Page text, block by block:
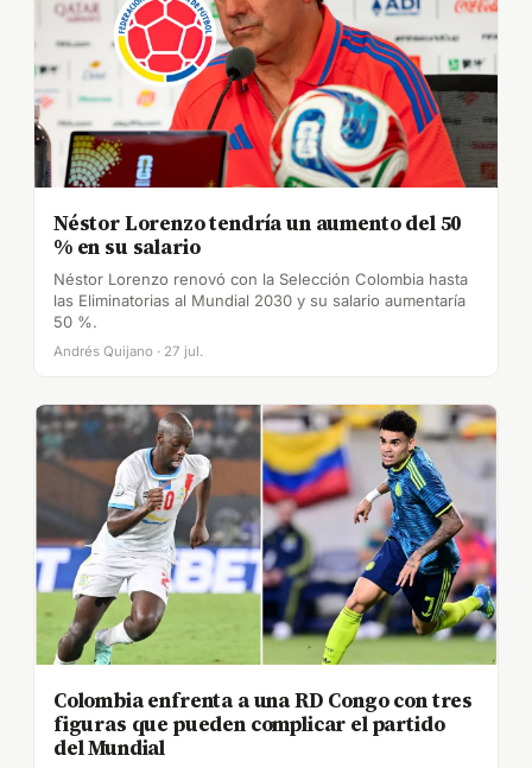
Néstor Lorenzo tendría un aumento del 50
% en su salario
Néstor Lorenzo renovó con la Selección Colombia hasta
las Eliminatorias al Mundial 2030 y su salario aumentaría
50 %.
Andrés Quijano · 27 jul.
Colombia enfrenta a una RD Congo con tres
figuras que pueden complicar el partido
del Mundial